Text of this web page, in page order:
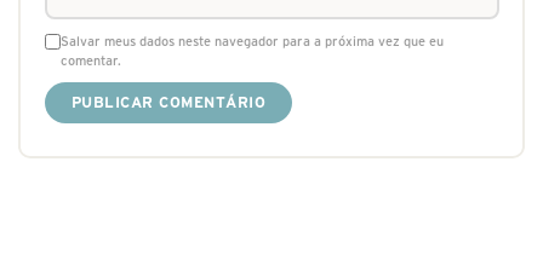
Salvar meus dados neste navegador para a próxima vez que eu
comentar.